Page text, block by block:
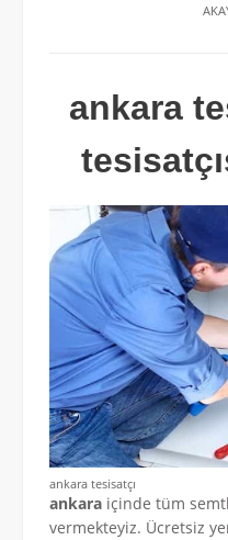
ankara
ankara tesisatçı
ankara içinde tüm
vermekteyiz. Ücretsiz